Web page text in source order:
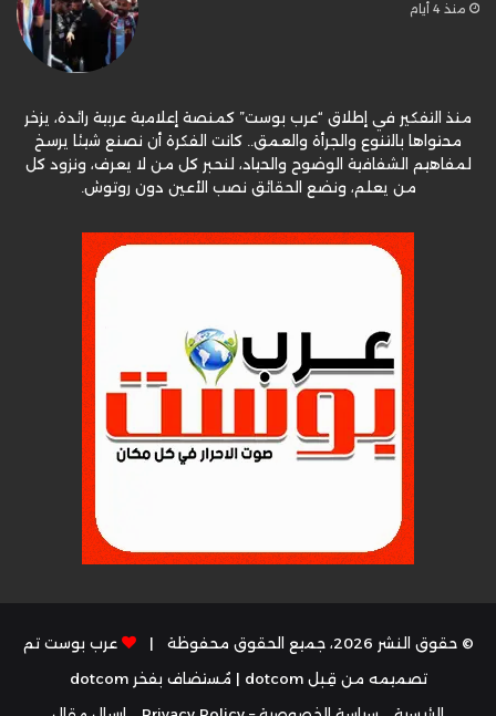
منذ 4 أيام
منذ التفكير في إطلاق “عرب بوست” كمنصة إعلامية عربية رائدة، يزخر
محتواها بالتنوع والجرأة والعمق.. كانت الفكرة أن نصنع شيئا يرسخ
لمفاهيم الشفافية الوضوح والحياد، لنحبر كل من لا يعرف، ونزود كل
من يعلم، ونضع الحقائق نصب الأعين دون روتوش.
© حقوق النشر 2026، جميع الحقوق محفوظة |
عرب بوست تم
تصميمه من قِبل dotcom
| مُستضاف بفخرdotcom